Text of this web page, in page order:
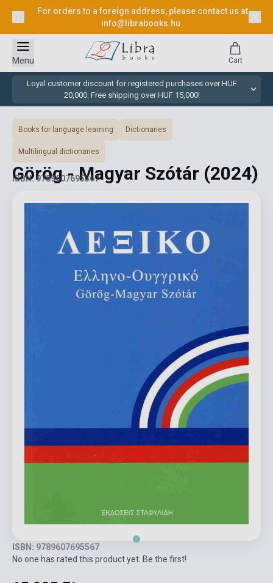
For orders to a foreign address, please contact us at
info@librabooks.hu .
Loyal customer discount for registered purchases over HUF
20,000. Free shipping over HUF 15,000!
Menu Cart
Books for language learning Dictionaries
Multilingual dictionaries
Görög - Magyar Szótár (2024)
ISBN: 9789607695567
ISBN: 9789607695567
No one has rated this product yet. Be the first!